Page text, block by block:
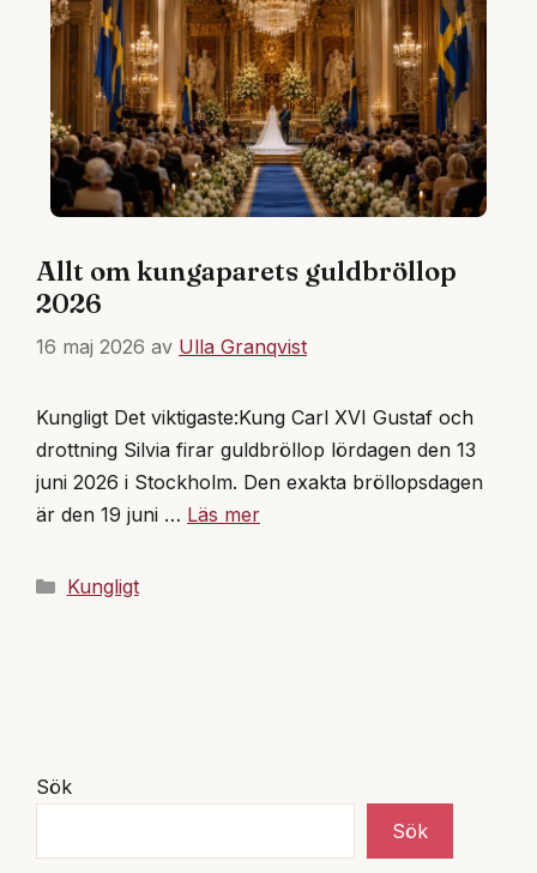
Allt om kungaparets guldbröllop
2026
16 maj 2026 av Ulla Granqvist
Kungligt Det viktigaste:Kung Carl XVI Gustaf och
drottning Silvia firar guldbröllop lördagen den 13
juni 2026 i Stockholm. Den exakta bröllopsdagen
är den 19 juni … Läs mer
Kategorier
Kungligt
Sök
Sök